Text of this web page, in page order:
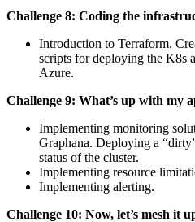
Challenge 8: Coding the
Introduction to Terraform.
scripts for deploying the K8s
Azure.
Challenge 9: What’s up with my
Implementing monitoring
Graphana. Deploying a
status of the cluster.
Implementing resource
Implementing alerting.
Challenge 10: Now, let’s mesh it